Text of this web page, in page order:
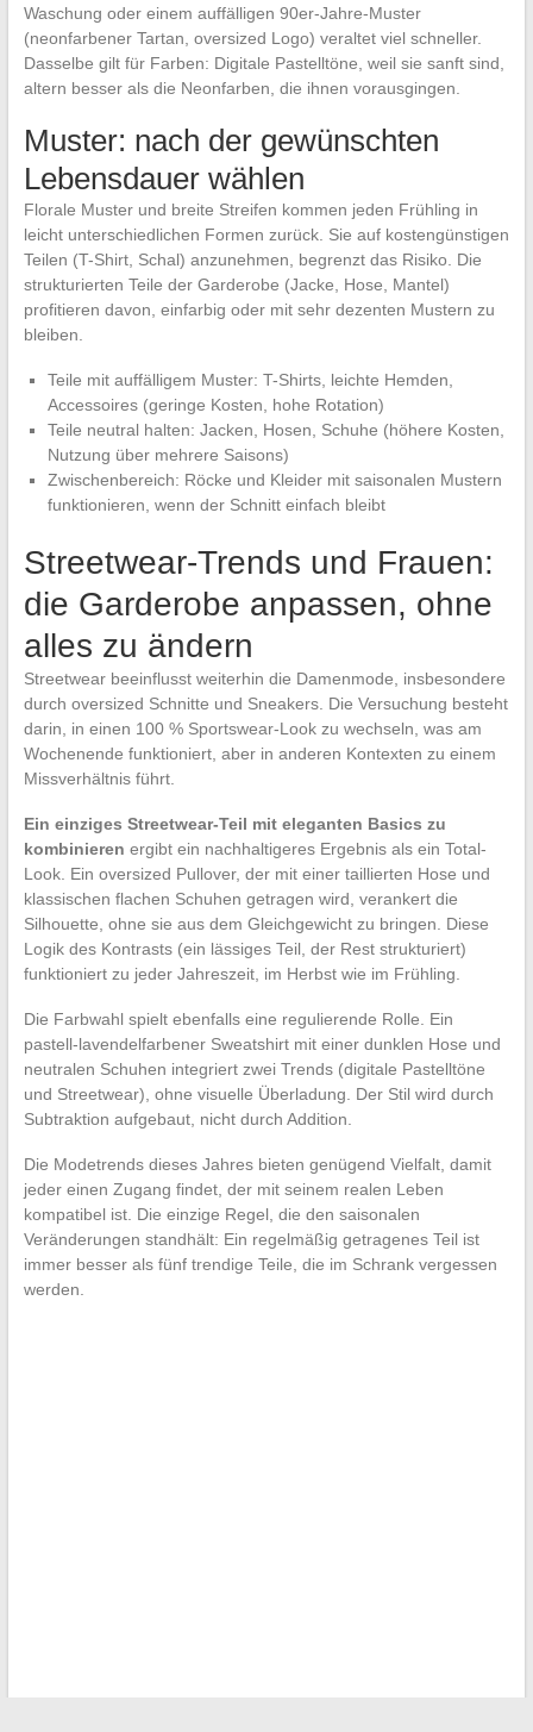
Waschung oder einem auffälligen 90er-Jahre-Muster
(neonfarbener Tartan, oversized Logo) veraltet viel schneller.
Dasselbe gilt für Farben: Digitale Pastelltöne, weil sie sanft sind,
altern besser als die Neonfarben, die ihnen vorausgingen.
Muster: nach der gewünschten
Lebensdauer wählen
Florale Muster und breite Streifen kommen jeden Frühling in
leicht unterschiedlichen Formen zurück. Sie auf kostengünstigen
Teilen (T-Shirt, Schal) anzunehmen, begrenzt das Risiko. Die
strukturierten Teile der Garderobe (Jacke, Hose, Mantel)
profitieren davon, einfarbig oder mit sehr dezenten Mustern zu
bleiben.
Teile mit auffälligem Muster: T-Shirts, leichte Hemden,
Accessoires (geringe Kosten, hohe Rotation)
Teile neutral halten: Jacken, Hosen, Schuhe (höhere Kosten,
Nutzung über mehrere Saisons)
Zwischenbereich: Röcke und Kleider mit saisonalen Mustern
funktionieren, wenn der Schnitt einfach bleibt
Streetwear-Trends und Frauen:
die Garderobe anpassen, ohne
alles zu ändern
Streetwear beeinflusst weiterhin die Damenmode, insbesondere
durch oversized Schnitte und Sneakers. Die Versuchung besteht
darin, in einen 100 % Sportswear-Look zu wechseln, was am
Wochenende funktioniert, aber in anderen Kontexten zu einem
Missverhältnis führt.
Ein einziges Streetwear-Teil mit eleganten Basics zu
kombinieren ergibt ein nachhaltigeres Ergebnis als ein Total-
Look. Ein oversized Pullover, der mit einer taillierten Hose und
klassischen flachen Schuhen getragen wird, verankert die
Silhouette, ohne sie aus dem Gleichgewicht zu bringen. Diese
Logik des Kontrasts (ein lässiges Teil, der Rest strukturiert)
funktioniert zu jeder Jahreszeit, im Herbst wie im Frühling.
Die Farbwahl spielt ebenfalls eine regulierende Rolle. Ein
pastell-lavendelfarbener Sweatshirt mit einer dunklen Hose und
neutralen Schuhen integriert zwei Trends (digitale Pastelltöne
und Streetwear), ohne visuelle Überladung. Der Stil wird durch
Subtraktion aufgebaut, nicht durch Addition.
Die Modetrends dieses Jahres bieten genügend Vielfalt, damit
jeder einen Zugang findet, der mit seinem realen Leben
kompatibel ist. Die einzige Regel, die den saisonalen
Veränderungen standhält: Ein regelmäßig getragenes Teil ist
immer besser als fünf trendige Teile, die im Schrank vergessen
werden.